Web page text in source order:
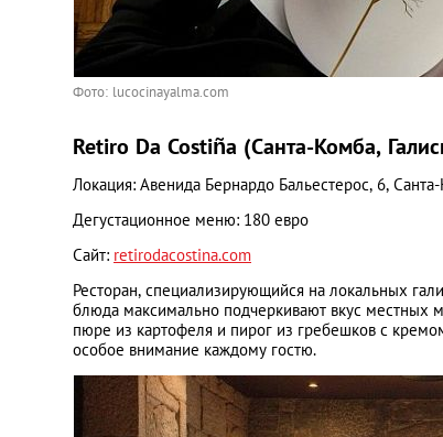
Фото: lucocinayalma.com
Retiro Da Costiña (Санта-Комба,
Локация: Авенида Бернардо Бальестерос, 6,
Дегустационное меню: 180 евро
Сайт: retirodacostina.com
Ресторан, специализирующийся на локальных
блюда максимально подчеркивают вкус местных
пюре из картофеля и пирог из гребешков с
особое внимание каждому гостю.